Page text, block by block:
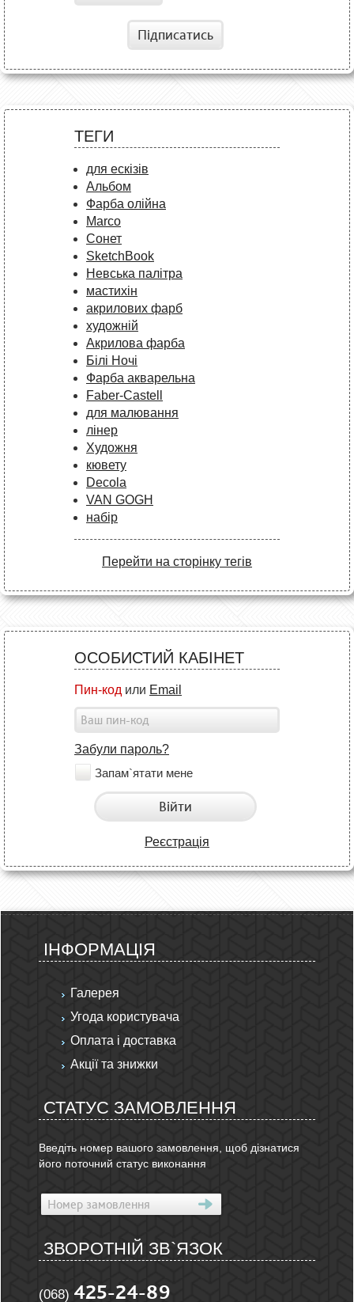
Підписатись
ТЕГИ
для ескізів
Альбом
Фарба олійна
Marco
Сонет
SketchBook
Невська палітра
мастихін
акрилових фарб
художній
Акрилова фарба
Білі Ночі
Фарба акварельна
Faber-Castell
для малювання
лінер
Художня
кювету
Decola
VAN GOGH
набір
Перейти на сторінку тегів
ОСОБИСТИЙ КАБІНЕТ
Пин-код или Email
Забули пароль?
Запам`ятати мене
Війти
Реєстрація
ІНФОРМАЦІЯ
Галерея
Угода користувача
Оплата і доставка
Акції та знижки
СТАТУС ЗАМОВЛЕННЯ
Введіть номер вашого замовлення, щоб дізнатися
його поточний статус виконання
ЗВОРОТНІЙ ЗВ`ЯЗОК
(068) 425-24-89